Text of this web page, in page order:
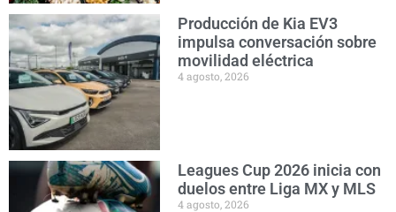
Producción de Kia EV3
impulsa conversación sobre
movilidad eléctrica
4 agosto, 2026
Leagues Cup 2026 inicia con
duelos entre Liga MX y MLS
4 agosto, 2026